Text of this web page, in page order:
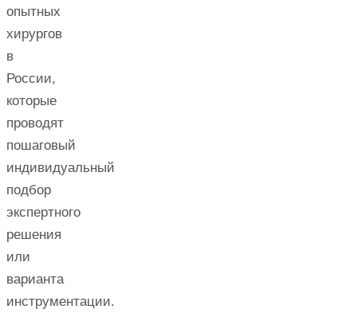
опытных
хирургов
в
России,
которые
проводят
пошаговый
индивидуальный
подбор
экспертного
решения
или
варианта
инструментации.